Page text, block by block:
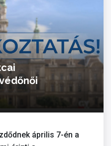
április 7-én a